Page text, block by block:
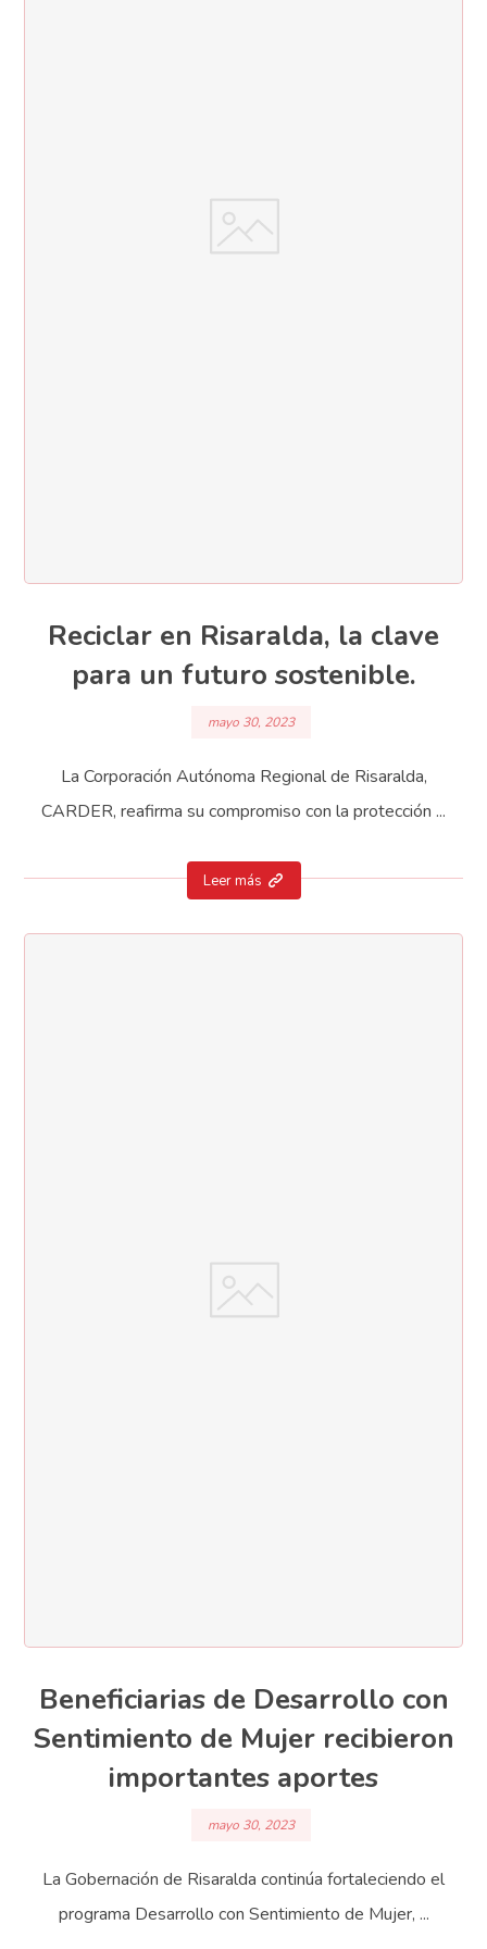
Reciclar en Risaralda, la clave
para un futuro sostenible.
mayo 30, 2023
La Corporación Autónoma Regional de Risaralda,
CARDER, reafirma su compromiso con la protección ...
Leer más
Beneficiarias de Desarrollo con
Sentimiento de Mujer recibieron
importantes aportes
mayo 30, 2023
La Gobernación de Risaralda continúa fortaleciendo el
programa Desarrollo con Sentimiento de Mujer, ...